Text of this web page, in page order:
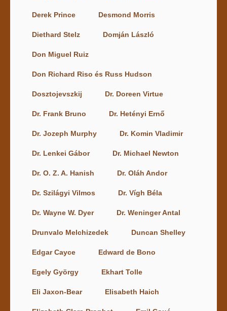
Derek Prince Desmond Morris
Diethard Stelz Domján László
Don Miguel Ruiz
Don Richard Riso és Russ Hudson
Dosztojevszkij Dr. Doreen Virtue
Dr. Frank Bruno Dr. Hetényi Ernő
Dr. Jozeph Murphy Dr. Komin Vladimir
Dr. Lenkei Gábor Dr. Michael Newton
Dr. O. Z. A. Hanish Dr. Oláh Andor
Dr. Szilágyi Vilmos Dr. Vígh Béla
Dr. Wayne W. Dyer Dr. Weninger Antal
Drunvalo Melchizedek Duncan Shelley
Edgar Cayce Edward de Bono
Egely György Ekhart Tolle
Eli Jaxon-Bear Elisabeth Haich